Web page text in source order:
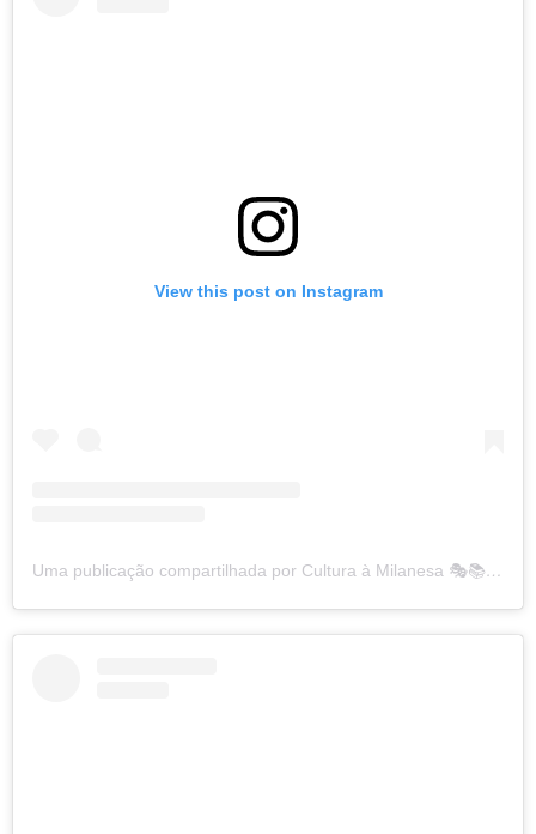
View this post on Instagram
Uma publicação compartilhada por Cultura à Milanesa 🎭📚🎬 (@culturamilanesa)